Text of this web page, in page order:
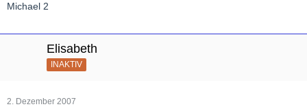
Michael 2
Elisabeth
INAKTIV
2. Dezember 2007